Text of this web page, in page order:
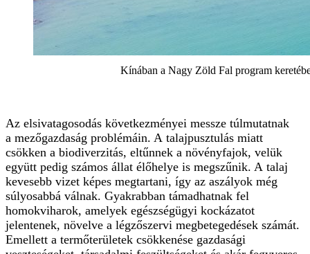
Kínában a Nagy Zöld Fal program
Az elsivatagosodás következményei messze túlmutatnak
a mezőgazdaság problémáin. A talajpusztulás miatt
csökken a biodiverzitás, eltűnnek a növényfajok, velük
együtt pedig számos állat élőhelye is megszűnik. A talaj
kevesebb vizet képes megtartani, így az aszályok még
súlyosabbá válnak. Gyakrabban támadhatnak fel
homokviharok, amelyek egészségügyi kockázatot
jelentenek, növelve a légzőszervi megbetegedések számát.
Emellett a termőterületek csökkenése gazdasági